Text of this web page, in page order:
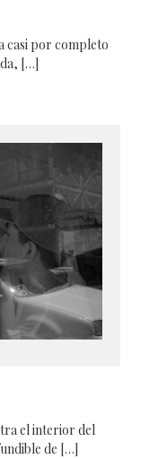
casi por completo
[…]
el interior del
de […]